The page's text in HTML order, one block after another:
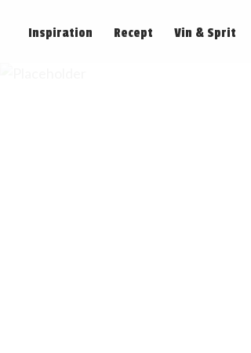
Inspiration Recept Vin & Sprit